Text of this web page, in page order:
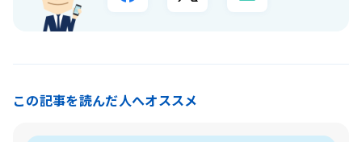
この記事を読んだ人へオススメ